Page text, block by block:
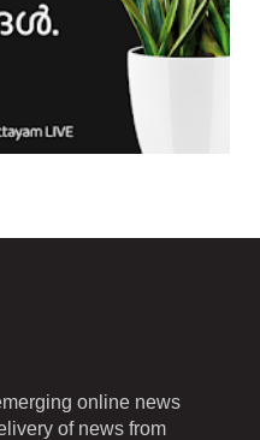
online news
of news from